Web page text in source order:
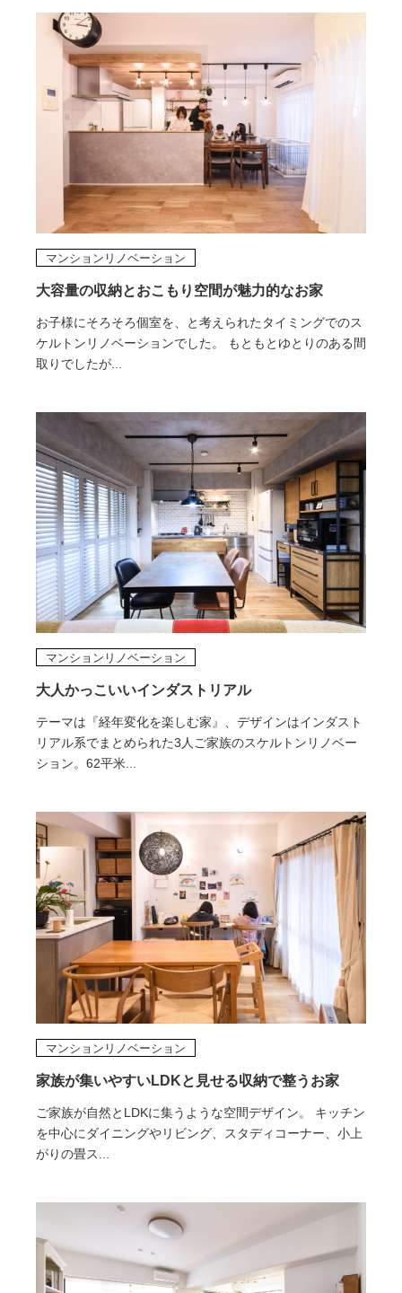
大容量の収納とおこもり空間が魅力的なお家
お子様にそろそろ個室を、と考えられたタイミングでのス
ケルトンリノベーションでした。 もともとゆとりのある間
取りでしたが...
マンションリノベーション
大人かっこいいインダストリアル
テーマは『経年変化を楽しむ家』、デザインはインダスト
リアル系でまとめられた3人ご家族のスケルトンリノベー
ション。62平米...
マンションリノベーション
家族が集いやすいLDKと見せる収納で整うお家
ご家族が自然とLDKに集うような空間デザイン。 キッチン
を中心にダイニングやリビング、スタディコーナー、小上
がりの畳ス...
マンションリノベーション